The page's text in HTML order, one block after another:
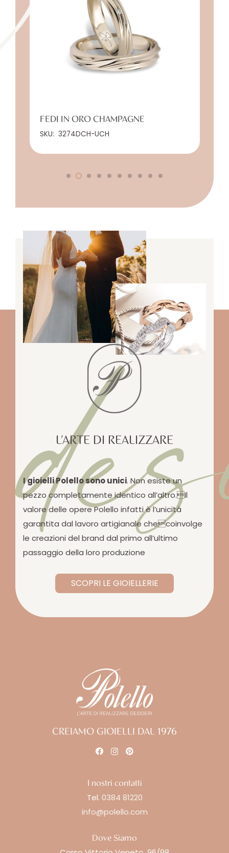
FEDI IN ORO CHAMPAGNE
SKU: 3274DCH-UCH
L’ARTE DI REALIZZARE
I gioielli Polello sono unici. Non esiste un
pezzo completamente identico all’altro.Il
valore delle opere Polello infatti è l’unicità
garantita dal lavoro artigianale checoinvolge
le creazioni del brand dal primo all’ultimo
passaggio della loro produzione
SCOPRI LE GIOIELLERIE
CREIAMO GIOIELLI DAL 1976
I nostri contatti
Tel. 0384 81220
info@polello.com
Dove Siamo